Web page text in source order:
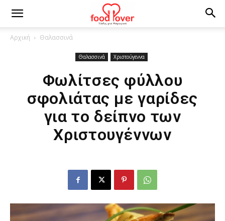
Αρχική Θαλασσινά
Θαλασσινά Χριστούγεννα
Φωλίτσες φύλλου
σφολιάτας με γαρίδες
για το δείπνο των
Χριστουγέννων